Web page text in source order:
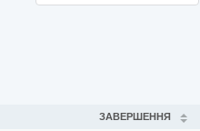
ЗАВЕРШЕННЯ